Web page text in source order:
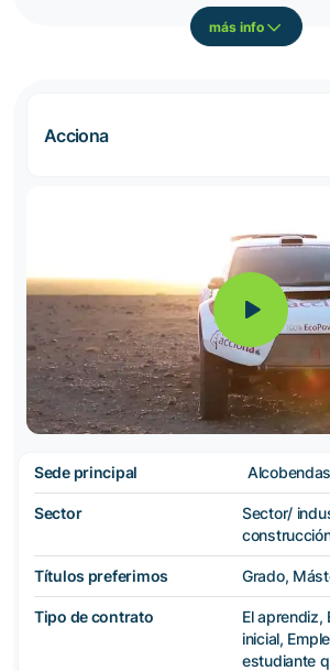
más info
Acciona
Sede principal
Sector
Sector/
Títulos preferimos Grado,
Tipo de contrato
El aprendiz,
inicial,
estudiante